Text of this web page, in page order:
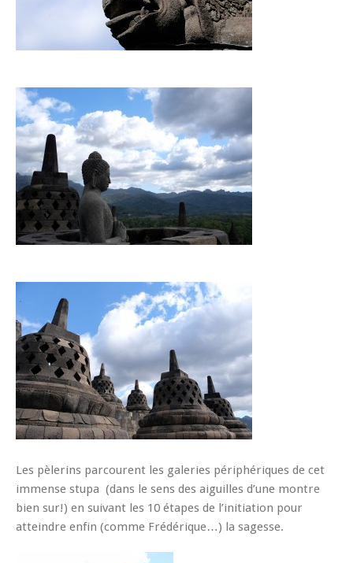
Les pèlerins parcourent les galeries périphériques de cet
immense stupa (dans le sens des aiguilles d’une montre
bien sur!) en suivant les 10 étapes de l’initiation pour
atteindre enfin (comme Frédérique…) la sagesse.